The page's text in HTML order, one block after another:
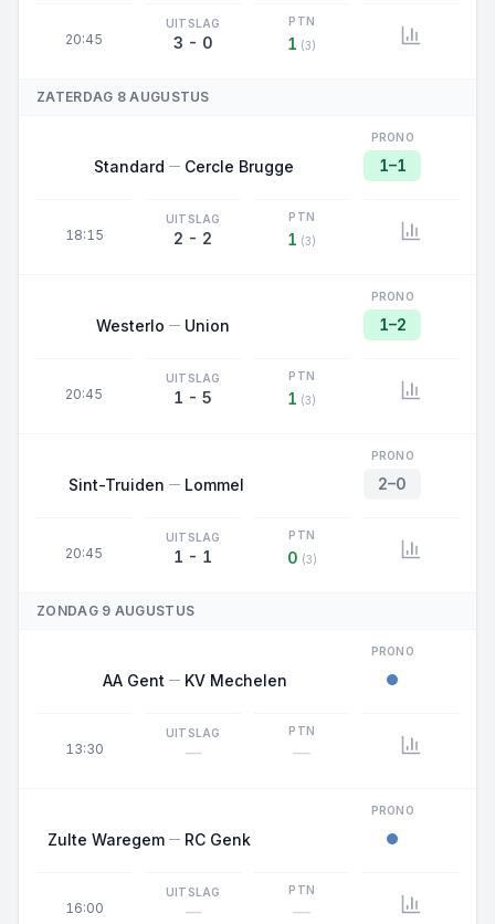
20:45
UITSLAG
3 - 0
PTN
1 (3)
ZATERDAG 8 AUGUSTUS
18:15
Standard Cercle Brugge
PRONO
1–1
UITSLAG
2 - 2
PTN
1 (3)
20:45
Westerlo Union
PRONO
1–2
UITSLAG
1 - 5
PTN
1 (3)
20:45
Sint-Truiden Lommel
PRONO
2–0
UITSLAG
1 - 1
PTN
0 (3)
ZONDAG 9 AUGUSTUS
13:30
AA Gent KV Mechelen
PRONO
UITSLAG
—
PTN
—
16:00
Zulte Waregem RC Genk
PRONO
UITSLAG
—
PTN
—